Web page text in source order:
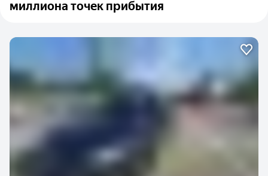
миллиона точек прибытия